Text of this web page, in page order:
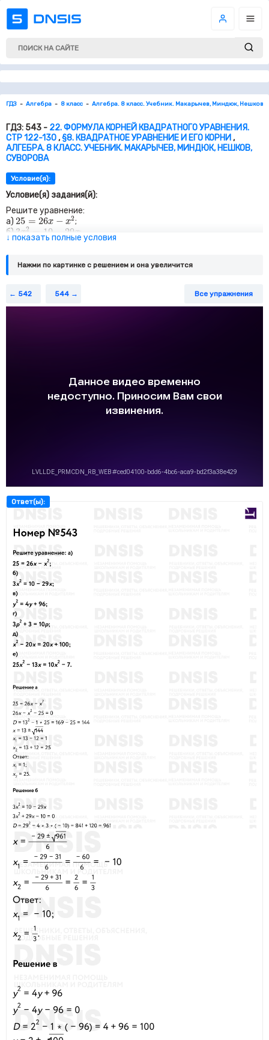
ГДЗ Алгебра 8 класс Алгебра. 8 класс. Учебник. Макарычев, Миндюк, Нешков,
ГДЗ: 543 - 22. ФОРМУЛА КОРНЕЙ КВАДРАТНОГО УРАВНЕНИЯ.
СТР 122-130,§8. КВАДРАТНОЕ УРАВНЕНИЕ И ЕГО КОРНИ,
АЛГЕБРА. 8 КЛАСС. УЧЕБНИК. МАКАРЫЧЕВ, МИНДЮК, НЕШКОВ,
СУВОРОВА
Условие(я):
Условие(я) задания(й):
Решите уравнение:
а) 25 = 26x − x2
25 = 26x−x2
;
б) 3x2 10 29x
3x2 10− 29x
;
в)
2 = 4 +96
y2=4y+ 96
;
г)
x2 −20x = 20x +100
x2−20x =20x+100
;
е)
= 7
↓ показать полные условия
Нажми по картинке c решением и она увеличится
542 544 Все упражнения
Ответ(ы):